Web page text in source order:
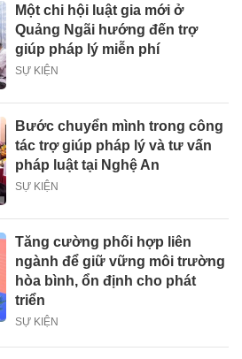
Một chi hội luật gia mới ở
Quảng Ngãi hướng đến trợ
giúp pháp lý miễn phí
SỰ KIỆN
Bước chuyển mình trong công
tác trợ giúp pháp lý và tư vấn
pháp luật tại Nghệ An
SỰ KIỆN
Tăng cường phối hợp liên
ngành để giữ vững môi trường
hòa bình, ổn định cho phát
triển
SỰ KIỆN